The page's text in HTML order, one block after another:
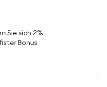
Sie sich 2%
Bonus.